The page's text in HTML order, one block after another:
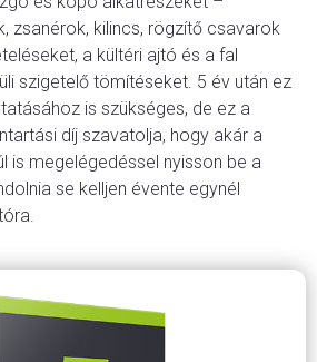
zsanérok, kilincs, rögzítő csavarok
a kültéri ajtó és a fal
szigetelő tömítéseket. 5 év után ez
is szükséges, de ez a
díj szavatolja, hogy akár a
is megelégedéssel nyisson be a
se kelljen évente egynél